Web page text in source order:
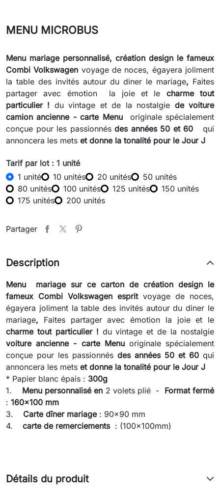
MENU MICROBUS
Menu mariage personnalisé, création design le fameux
Combi Volkswagen voyage de noces, égayera joliment
la table des invités autour du diner le mariage, Faites
partager avec émotion la joie et le charme tout
particulier ! du vintage et de la nostalgie de voiture
camion ancienne -carte Menu originale spécialement
conçue pour les passionnésdes années 50 et 60
qui
annoncera les mets et donne la tonalité pour le Jour J
Tarif par lot : 1 unité
1 unité
10 unités 20 unités
50 unités
80 unités
100 unités 125 unités
150 unités
175 unités
200 unités
Partager
Description
Menu mariage sur ce carton de création design le
fameux Combi Volkswagen esprit voyage de noces,
égayera joliment la table des invités autour du diner le
mariage, Faites partager avec émotion la joie et le
charme tout particulier ! du vintage et de la nostalgie
voiture ancienne - carte Menu originale spécialement
conçue pour les passionnés des années 50 et 60 qui
annoncera les mets et donne la tonalité pour le Jour J
* Papier blanc épais : 300g
1. Menu personnalisé en 2 volets plié - Format fermé
: 160x100 mm
3.
Carte dîner mariage: 90x90 mm
4.
carte de remerciements : (100x100mm)
Détails du produit